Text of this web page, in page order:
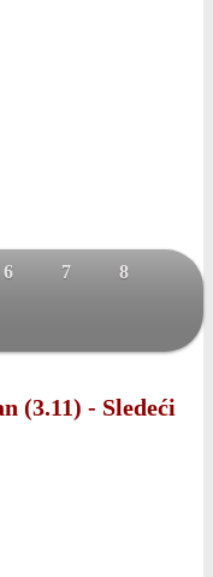
6 7 8
(3.11) - Sledeći